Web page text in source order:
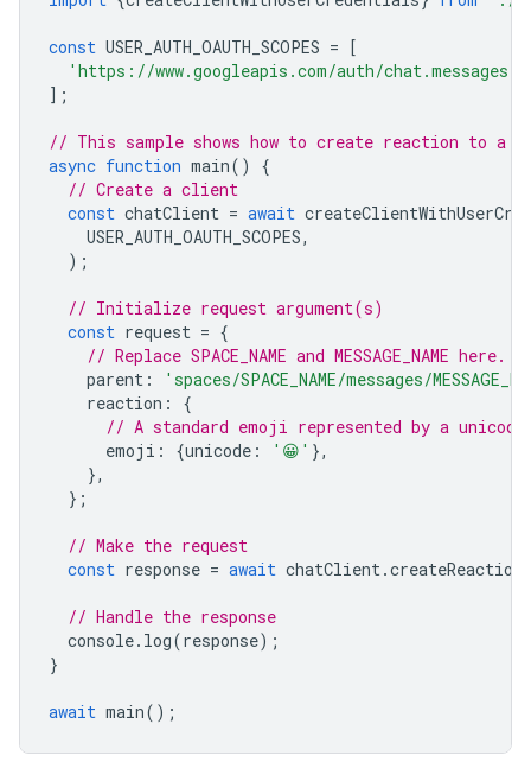
const USER_AUTH_OAUTH_SCOPES = [
'https://www.googleapis.com/auth/
];
// This sample shows how to create reaction to a
async function main()
{
// Create a client
const chatClient = await
USER_AUTH_OAUTH_SCOPES,
);
// Initialize request argument(s)
const request = {
// Replace SPACE_NAME and MESSAGE_NAME here.
parent :
'spaces/SPACE_NAME/messages/
reaction :
{
// A standard emoji represented by a
emoji : {unicode : '😀' },
},
};
// Make the request
const response = await chatClient.createReaction
// Handle the response
console. log(response);
}
await main();